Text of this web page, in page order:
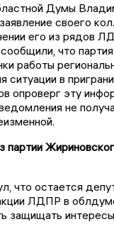
Думы
своего
его из рядов
что
работы
ситуации в
опроверг эту
не
партии
что остается
ЛДПР в
защищать интересы